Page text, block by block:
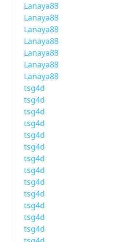
Lanaya88
Lanaya88
Lanaya88
Lanaya88
Lanaya88
Lanaya88
Lanaya88
tsg4d
tsg4d
tsg4d
tsg4d
tsg4d
tsg4d
tsg4d
tsg4d
tsg4d
tsg4d
tsg4d
tsg4d
tsg4d